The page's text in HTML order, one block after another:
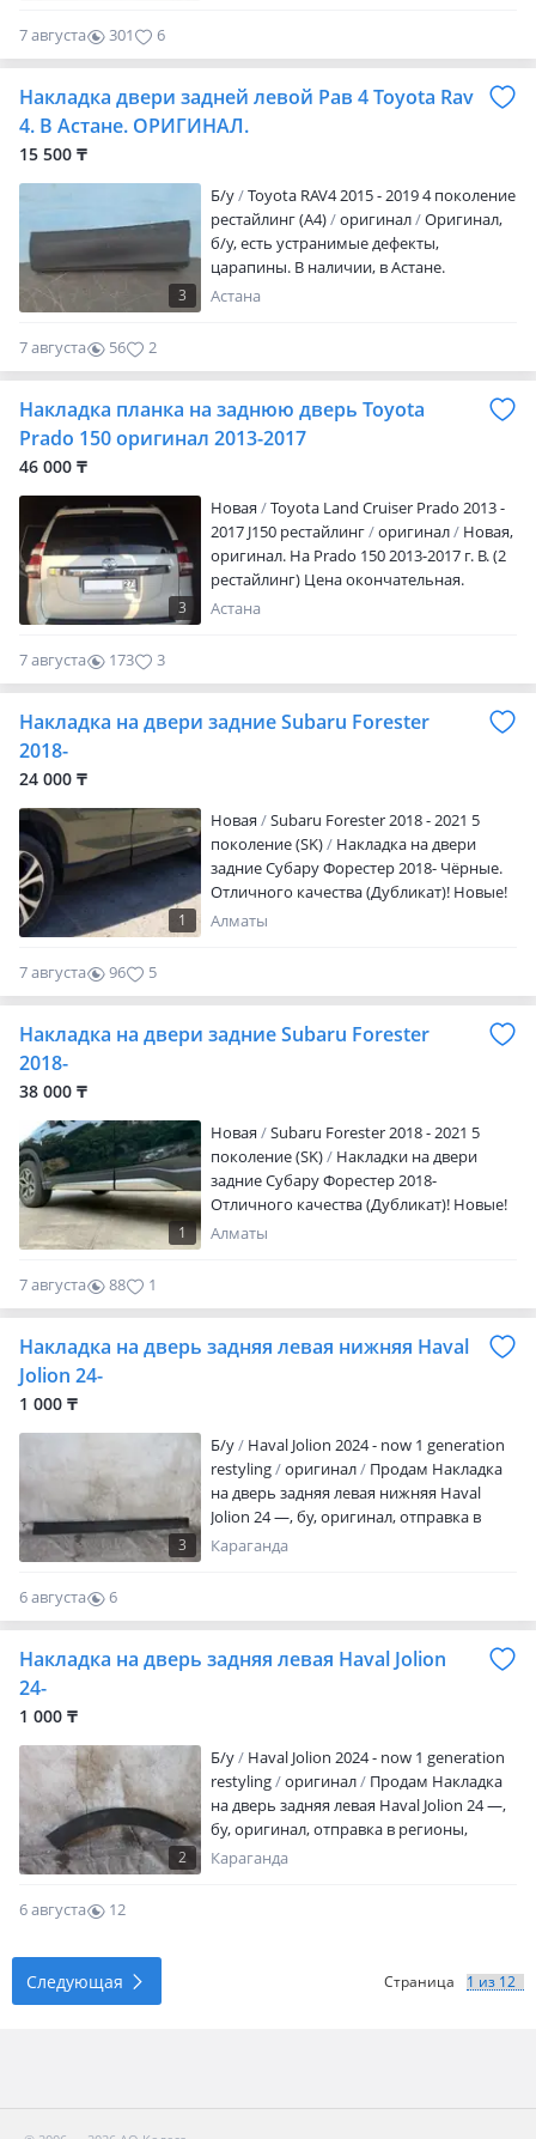
7 августа 301 6
Накладка двери задней левой Рав 4 Toyota Rav
4. В Астане. ОРИГИНАЛ.
15 500 ₸
3
Б/y
Toyota RAV4 2015 - 2019 4 поколение
рестайлинг (A4)
оригинал
Оригинал,
б/у, есть устранимые дефекты,
царапины. В наличии, в Астане.
Астана
7 августа 56 2
Накладка планка на заднюю дверь Toyota
Prado 150 оригинал 2013-2017
46 000 ₸
3
Новая
Toyota Land Cruiser Prado 2013 -
2017 J150 рестайлинг
оригинал
Новая,
оригинал. На Prado 150 2013-2017 г. В. (2
рестайлинг) Цена окончательная.
Возможна отправка в регионы
Астана
7 августа 173 3
Накладка на двери задние Subaru Forester
2018-
24 000 ₸
1
Новая
Subaru Forester 2018 - 2021 5
поколение (SK)
Накладка на двери
задние Субару Форестер 2018- Чёрные.
Отличного качества (Дубликат)! Новые!
В наличии! Имеются с обеих сторон!
Алматы
7 августа 96 5
Накладка на двери задние Subaru Forester
2018-
38 000 ₸
1
Новая
Subaru Forester 2018 - 2021 5
поколение (SK)
Накладки на двери
задние Субару Форестер 2018-
Отличного качества (Дубликат)! Новые!
В наличии! Имеются с обеих сторон!
Алматы
7 августа 88 1
Накладка на дверь задняя левая нижняя Haval
Jolion 24-
1 000 ₸
3
Б/y
Haval Jolion 2024 - now 1 generation
restyling
оригинал
Продам Накладка
на дверь задняя левая нижняя Haval
Jolion 24 —, бу, оригинал, отправка в
регионы, доставка по городу 3000 тг
Караганда
6 августа
6
0
Накладка на дверь задняя левая Haval Jolion
24-
1 000 ₸
2
Б/y
Haval Jolion 2024 - now 1 generation
restyling
оригинал
Продам Накладка
на дверь задняя левая Haval Jolion 24 —,
бу, оригинал, отправка в регионы,
доставка по городу 3000 тг
Караганда
6 августа
12
Следующая Страница